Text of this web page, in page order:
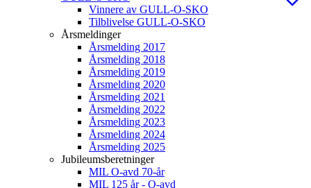
Vinnere av GULL-O-SKO
Tilblivelse GULL-O-SKO
Årsmeldinger
Årsmelding 2017
Årsmelding 2018
Årsmelding 2019
Årsmelding 2020
Årsmelding 2021
Årsmelding 2022
Årsmelding 2023
Årsmelding 2024
Årsmelding 2025
Jubileumsberetninger
MIL O-avd 70-år
MIL 125 år - O-avd